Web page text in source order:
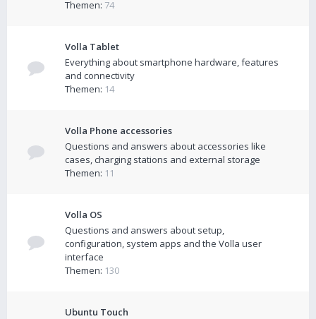
Themen: 74
Volla Tablet
Everything about smartphone hardware, features
and connectivity
Themen: 14
Volla Phone accessories
Questions and answers about accessories like
cases, charging stations and external storage
Themen: 11
Volla OS
Questions and answers about setup,
configuration, system apps and the Volla user
interface
Themen: 130
Ubuntu Touch